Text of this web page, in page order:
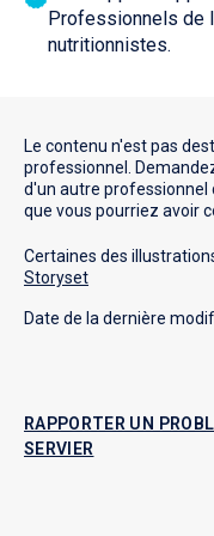
Qintar M et al.
10
Penn Medicine.
painConsulté le
11 Les références
Professionnels de
nutritionnistes.
Le contenu n'est pas
professionnel.
d'un autre professionnel
que vous pourriez avoir
Certaines des
Storyset
Date de la dernière
RAPPORTER UN
SERVIER